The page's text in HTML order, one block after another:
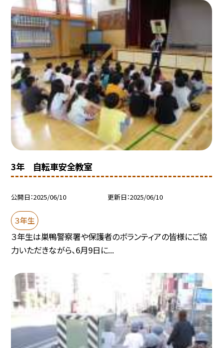
3年 自転車安全教室
公開日 2025/06/10 更新日 2025/06/10
３年生
３年生は巣鴨警察署や保護者のボランティアの皆様にご協
力いただきながら、6月9日に...